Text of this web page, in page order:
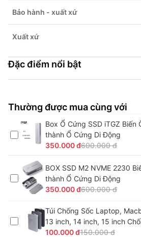
Bảo hành - xuất xứ
Xuất xứ
Đặc điểm nổi bật
Thường được mua cùng với
Box Ổ Cứng SSD iTGZ Biến
thành Ổ Cứng Di Động
350.000 đ600.000 đ
BOX SSD M2 NVME 2230
thành Ổ Cứng Di Động
350.000 đ600.000 đ
Túi Chống Sốc Laptop,
13 inch, 14 inch, 15 inch
100.000 đ150.000 đ